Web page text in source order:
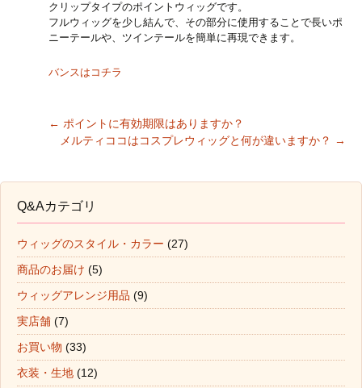
クリップタイプのポイントウィッグです。
フルウィッグを少し結んで、その部分に使用することで長いポ
ニーテールや、ツインテールを簡単に再現できます。
バンスはコチラ
← ポイントに有効期限はありますか？
メルティココはコスプレウィッグと何が違いますか？ →
Q&Aカテゴリ
ウィッグのスタイル・カラー (27)
商品のお届け (5)
ウィッグアレンジ用品 (9)
実店舗 (7)
お買い物 (33)
衣装・生地 (12)